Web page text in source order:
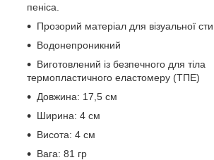
пеніса.
Прозорий матеріал для візуальної
Водонепроникний
Виготовлений із безпечного для тіла
термопластичного еластомеру (ТПЕ)
Довжина: 17,5 см
Ширина: 4 см
Висота: 4 см
Вага: 81 гр